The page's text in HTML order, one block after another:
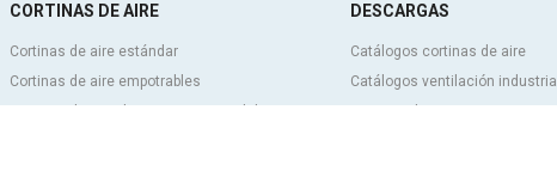
CORTINAS DE AIRE
Cortinas de aire estándar
Cortinas de aire empotrables
DESCARGAS
Catálogos cortinas de aire
Catálogos ventilación industrial